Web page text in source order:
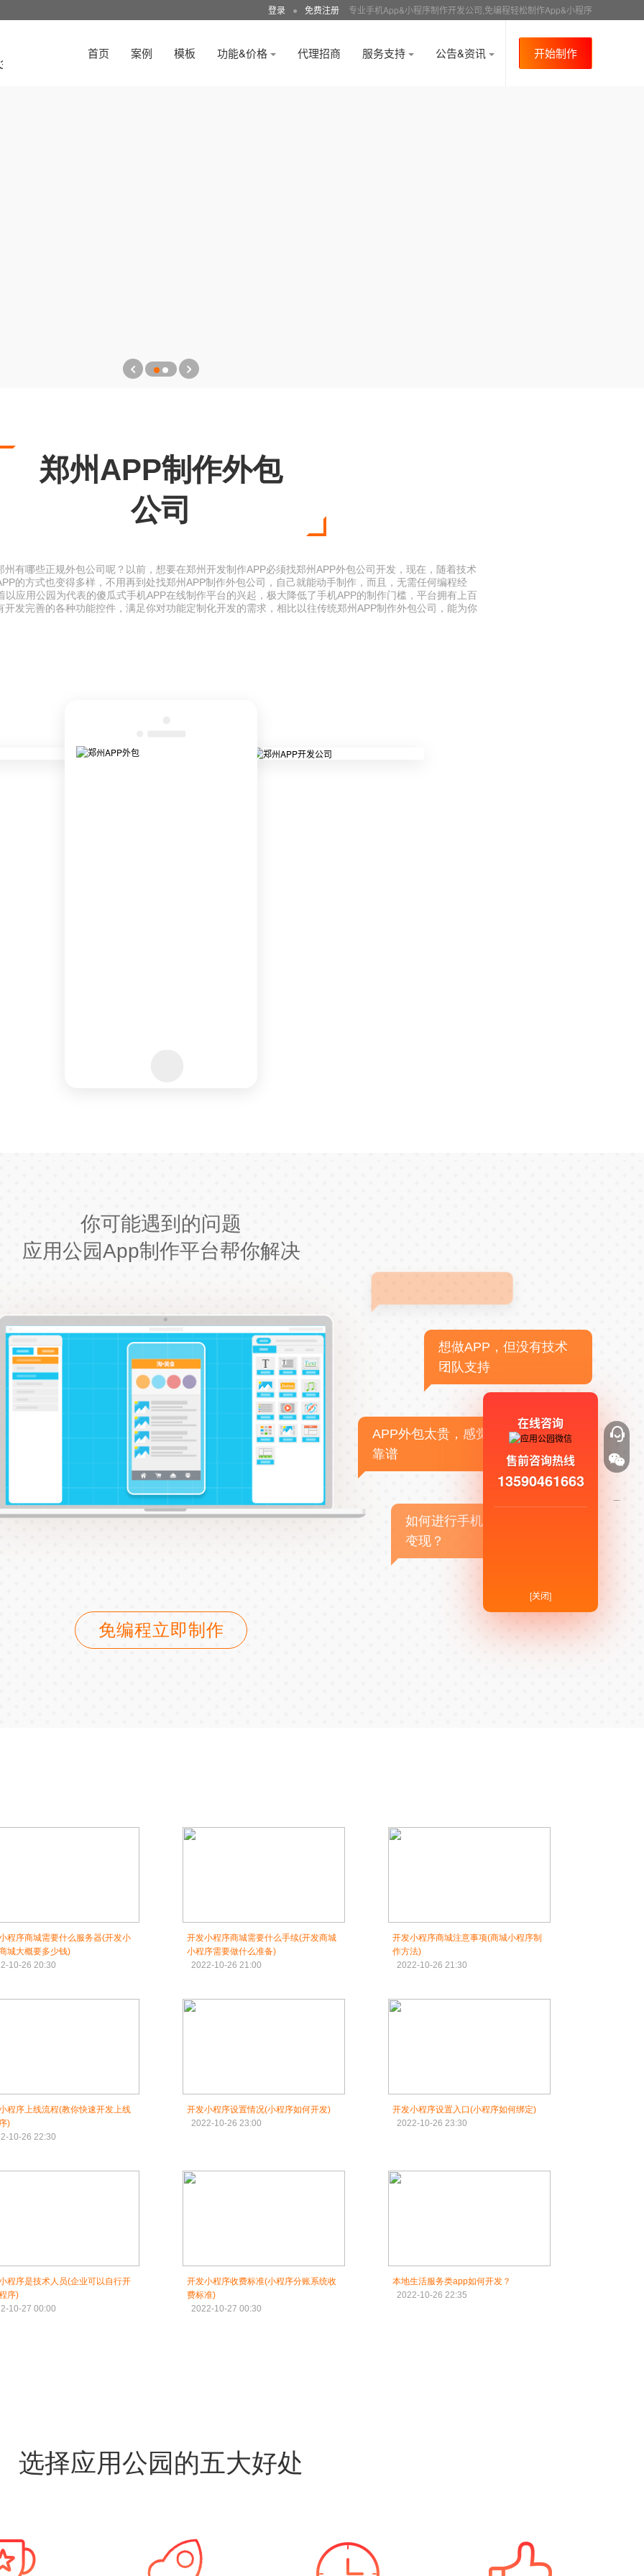
登录 ● 免费注册 专业手机App&小程序制作开发公司,免编程轻松制作App&小程序
首页 案例 模板 功能&价格 代理招商 服务支持 公告&资讯 开始制作
郑州APP制作外包
公司
有哪些正规外包公司呢？以前，想要在郑州开发制作APP必须找郑州APP外包公司开发，现在，随着技术
的方式也变得多样，不用再到处找郑州APP制作外包公司，自己就能动手制作，而且，无需任何编程经
应用公园为代表的傻瓜式手机APP在线制作平台的兴起，极大降低了手机APP的制作门槛，平台拥有上百
发完善的各种功能控件，满足你对功能定制化开发的需求，相比以往传统郑州APP制作外包公司，能为你
你可能遇到的问题
应用公园App制作平台帮你解决
想做APP，但没有技术
团队支持
APP外包太贵，感觉不
靠谱
如何进行手机APP商业
变现？
免编程立即制作
程序商城需要什么服务器(开发小
城大概要多少钱)
10-26 20:30
开发小程序商城需要什么手续(开发商城
小程序需要做什么准备)
2022-10-26 21:00
开发小程序商城注意事项(商城小程序制
作方法)
2022-10-26 21:30
程序上线流程(教你快速开发上线
)
10-26 22:30
开发小程序设置情况(小程序如何开发)
2022-10-26 23:00
开发小程序设置入口(小程序如何绑定)
2022-10-26 23:30
程序是技术人员(企业可以自行开
序)
10-27 00:00
开发小程序收费标准(小程序分账系统收
费标准)
2022-10-27 00:30
本地生活服务类app如何开发？
2022-10-26 22:35
选择应用公园的五大好处
在线咨询
售前咨询热线
13590461663
[关闭]